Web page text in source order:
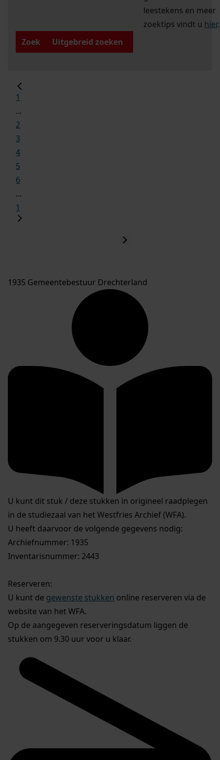
leestekens en meer
zoektips vindt u hier.
Zoek
Uitgebreid zoeken
1
...
2
3
4
5
6
...
1
1935 Gemeentebestuur Drechterland
U kunt dit stuk / deze stukken in origineel raadplegen
in de studiezaal van het Westfries Archief (WFA).
U heeft daarvoor de volgende gegevens nodig:
Archiefnummer: 1935
Inventarisnummer: 2443
Reserveren:
U kunt de gewenste stukken online reserveren via de
website van het WFA.
Op de aangegeven reserveringsdatum liggen de
stukken om 9.30 uur voor u klaar.